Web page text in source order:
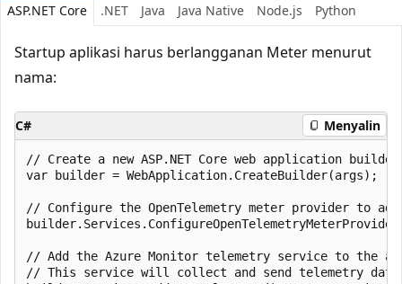
ASP.NET Core .NET Java Java Native Node.js Python
Startup aplikasi harus berlangganan Meter menurut
nama:
C# Menyalin
// Create a new ASP.NET Core web application
var builder = WebApplication.CreateBuilder(args);
// Configure the OpenTelemetry meter provider to add
// Add the Azure Monitor telemetry service to the
// This service will collect and send telemetry data